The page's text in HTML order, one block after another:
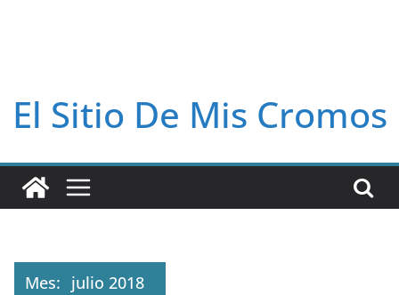
El Sitio De Mis Cromos
Mes: julio 2018